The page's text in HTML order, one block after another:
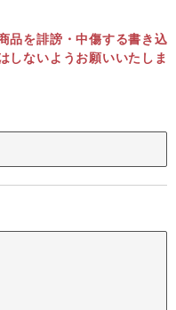
品を誹謗・中傷する書き込
しないようお願いいたしま